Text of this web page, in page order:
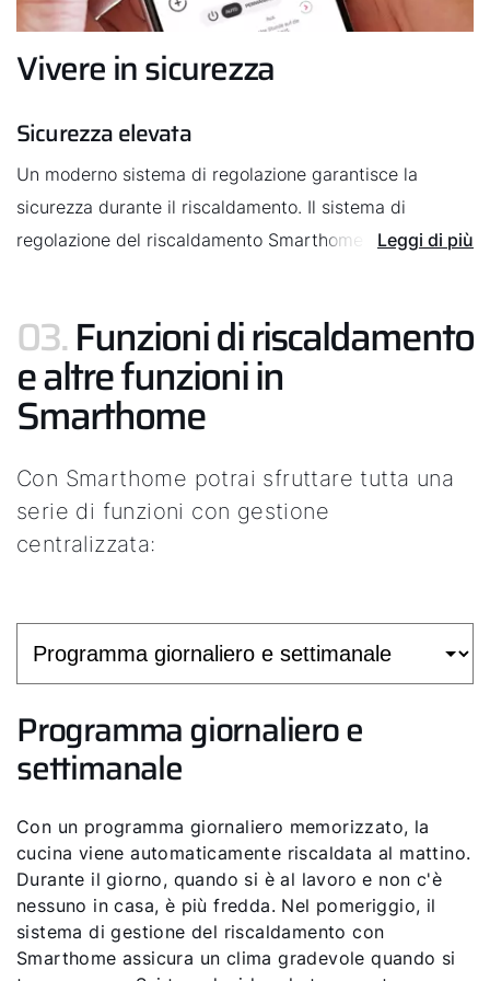
non siete più giovanissimi.
Vivere in sicurezza
Sicurezza elevata
Un moderno sistema di regolazione garantisce la
sicurezza durante il riscaldamento. Il sistema di
regolazione del riscaldamento Smarthome consente di
utile.
Leggi di più
03.Funzioni di riscaldamento
e altre funzioni in
Smarthome
Con Smarthome potrai sfruttare tutta una
serie di funzioni con gestione
centralizzata:
Programma giornaliero e
settimanale
Con un programma giornaliero memorizzato, la
cucina viene automaticamente riscaldata al mattino.
Durante il giorno, quando si è al lavoro e non c'è
nessuno in casa, è più fredda. Nel pomeriggio, il
sistema di gestione del riscaldamento con
Smarthome assicura un clima gradevole quando si